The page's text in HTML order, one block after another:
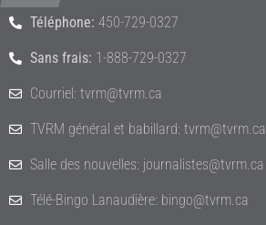
Téléphone: 450-729-0327
Sans frais: 1-888-729-0327
Courriel: tvrm@tvrm.ca
TVRM général et babillard: tvrm@tvrm.ca
Salle des nouvelles: journalistes@tvrm.ca
Télé-Bingo Lanaudière: bingo@tvrm.ca